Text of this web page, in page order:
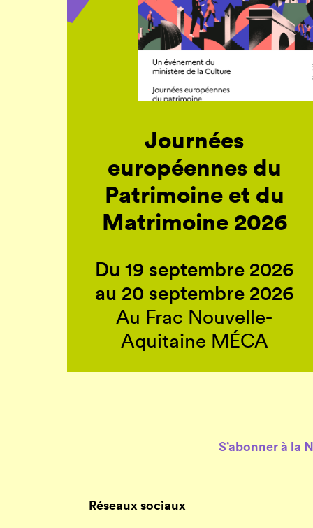
Journées
européennes du
Patrimoine et du
Matrimoine 2026
Du 19 septembre 2026
au 20 septembre 2026
Au Frac Nouvelle-
Aquitaine MÉCA
Réseaux sociaux
S’abonner à la